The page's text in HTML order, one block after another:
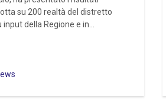
su 200 realtà del distretto
della Regione e in...